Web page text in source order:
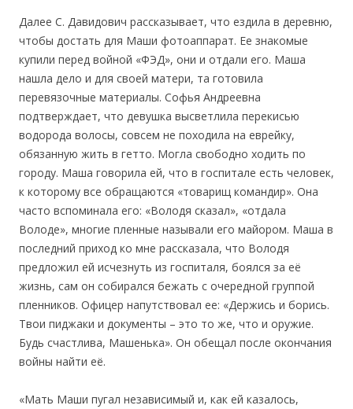
Далее С. Давидович рассказывает, что ездила в деревню,
чтобы достать для Маши фотоаппарат. Ее знакомые
купили перед войной «ФЭД», они и отдали его. Маша
нашла дело и для своей матери, та готовила
перевязочные материалы. Софья Андреевна
подтверждает, что девушка высветлила перекисью
водорода волосы, совсем не походила на еврейку,
обязанную жить в гетто. Могла свободно ходить по
городу. Маша говорила ей, что в госпитале есть человек,
к которому все обращаются «товарищ командир». Она
часто вспоминала его: «Володя сказал», «отдала
Володе», многие пленные называли его майором. Маша в
последний приход ко мне рассказала, что Володя
предложил ей исчезнуть из госпиталя, боялся за её
жизнь, сам он собирался бежать с очередной группой
пленников. Офицер напутствовал ее: «Держись и борись.
Твои пиджаки и документы – это то же, что и оружие.
Будь счастлива, Машенька». Он обещал после окончания
войны найти её.
«Мать Маши пугал независимый и, как ей казалось,